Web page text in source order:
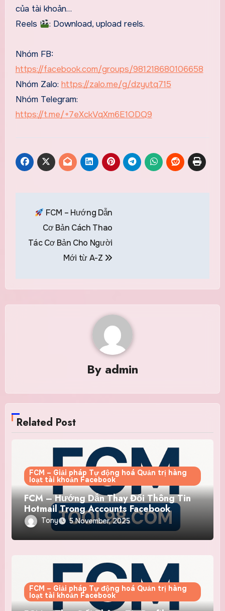
của tài khoản…
Reels
: Download, upload reels.
Nhóm FB:
https://facebook.com/groups/981218680106658
Nhóm Zalo: https://zalo.me/g/dzyutq715
Nhóm Telegram:
https://t.me/+7eXckVqXm6E1ODQ9
Post
navigation
FCM – Hướng Dẫn
Cơ Bản Cách Thao
Tác Cơ Bản Cho Người
Mới từ A-Z
By admin
Related Post
FCM – Giải pháp Tự động hoá Quản trị hàng
loạt tài khoản Facebook
FCM – Hướng Dẫn Thay Đổi Thông Tin
Hotmail Trong Accounts Facebook
Tony 5 November, 2025
FCM – Giải pháp Tự động hoá Quản trị hàng
loạt tài khoản Facebook